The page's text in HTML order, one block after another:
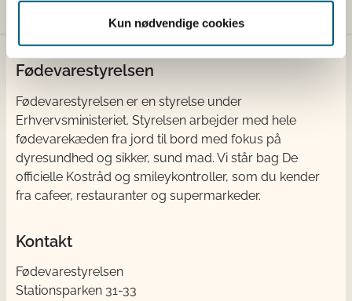
Kun nødvendige cookies
Fødevarestyrelsen
Fødevarestyrelsen er en styrelse under
Erhvervsministeriet. Styrelsen arbejder med hele
fødevarekæden fra jord til bord med fokus på
dyresundhed og sikker, sund mad. Vi står bag De
officielle Kostråd og smileykontroller, som du kender
fra cafeer, restauranter og supermarkeder.
Kontakt
Fødevarestyrelsen
Stationsparken 31-33